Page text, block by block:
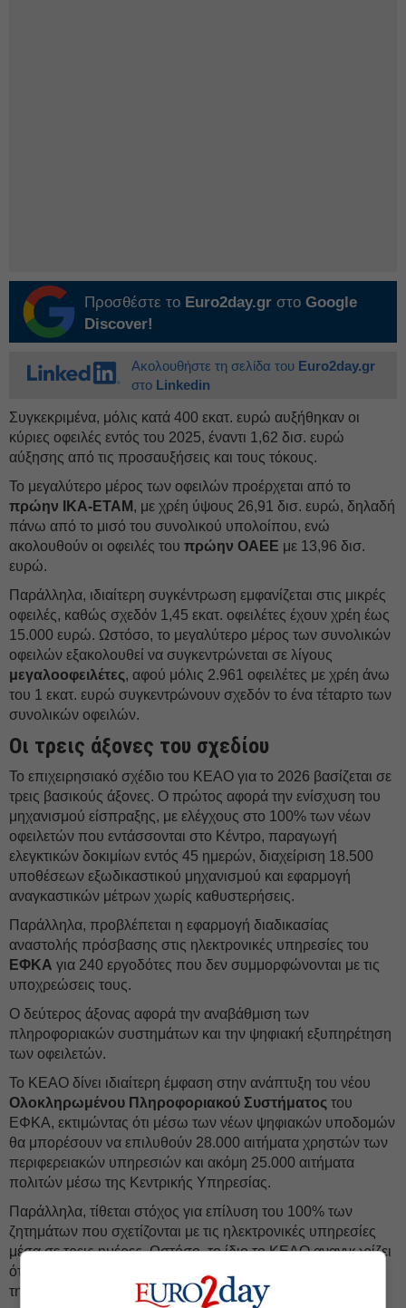
Προσθέστε το Euro2day.gr στο Google
Discover!
Ακολουθήστε τη σελίδα του Euro2day.gr
στο Linkedin
Συγκεκριμένα, μόλις κατά 400 εκατ. ευρώ αυξήθηκαν οι
κύριες οφειλές εντός του 2025, έναντι 1,62 δισ. ευρώ
αύξησης από τις προσαυξήσεις και τους τόκους.
Το μεγαλύτερο μέρος των οφειλών προέρχεται από το
πρώην ΙΚΑ-ΕΤΑΜ , με χρέη ύψους 26,91 δισ. ευρώ, δηλαδή
πάνω από το μισό του συνολικού υπολοίπου, ενώ
ακολουθούν οι οφειλές του πρώην ΟΑΕΕ με 13,96 δισ.
ευρώ.
Παράλληλα, ιδιαίτερη συγκέντρωση εμφανίζεται στις μικρές
οφειλές, καθώς σχεδόν 1,45 εκατ. οφειλέτες έχουν χρέη έως
15.000 ευρώ. Ωστόσο, το μεγαλύτερο μέρος των συνολικών
οφειλών εξακολουθεί να συγκεντρώνεται σε λίγους
μεγαλοοφειλέτες, αφού μόλις 2.961 οφειλέτες με χρέη άνω
του 1 εκατ. ευρώ συγκεντρώνουν σχεδόν το ένα τέταρτο των
συνολικών οφειλών.
Οι τρεις άξονες του σχεδίου
Το επιχειρησιακό σχέδιο του ΚΕΑΟ για το 2026 βασίζεται σε
τρεις βασικούς άξονες. Ο πρώτος αφορά την ενίσχυση του
μηχανισμού είσπραξης, με ελέγχους στο 100% των νέων
οφειλετών που εντάσσονται στο Κέντρο, παραγωγή
ελεγκτικών δοκιμίων εντός 45 ημερών, διαχείριση 18.500
υποθέσεων εξωδικαστικού μηχανισμού και εφαρμογή
αναγκαστικών μέτρων χωρίς καθυστερήσεις.
Παράλληλα, προβλέπεται η εφαρμογή διαδικασίας
αναστολής πρόσβασης στις ηλεκτρονικές υπηρεσίες του
ΕΦΚΑ για 240 εργοδότες που δεν συμμορφώνονται με τις
υποχρεώσεις τους.
Ο δεύτερος άξονας αφορά την αναβάθμιση των
πληροφοριακών συστημάτων και την ψηφιακή εξυπηρέτηση
των οφειλετών.
Το ΚΕΑΟ δίνει ιδιαίτερη έμφαση στην ανάπτυξη του νέου
Ολοκληρωμένου Πληροφοριακού Συστήματος του
ΕΦΚΑ, εκτιμώντας ότι μέσω των νέων ψηφιακών υποδομών
θα μπορέσουν να επιλυθούν 28.000 αιτήματα χρηστών των
περιφερειακών υπηρεσιών και ακόμη 25.000 αιτήματα
πολιτών μέσω της Κεντρικής Υπηρεσίας.
Παράλληλα, τίθεται στόχος για επίλυση του 100% των
ζητημάτων που σχετίζονται με τις ηλεκτρονικές υπηρεσίες
μέσα σε τρεις ημέρες. Ωστόσο, το ίδιο το ΚΕΑΟ αναγνωρίζει
ότι η επιτυχία των στόχων εξαρτάται σε μεγάλο βαθμό από
την επάρκεια προσωπικού.